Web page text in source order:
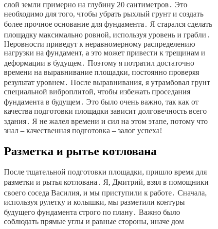
слой земли примерно на глубину 20 сантиметров․ Это
необходимо для того, чтобы убрать рыхлый грунт и создать
более прочное основание для фундамента․ Я старался сделать
площадку максимально ровной, используя уровень и грабли․
Неровности приведут к неравномерному распределению
нагрузки на фундамент, а это может привести к трещинам и
деформации в будущем․ Поэтому я потратил достаточно
времени на выравнивание площадки, постоянно проверяя
результат уровнем․ После выравнивания, я утрамбовал грунт
специальной виброплитой, чтобы избежать проседания
фундамента в будущем․ Это было очень важно, так как от
качества подготовки площадки зависит долговечность всего
здания․ Я не жалел времени и сил на этом этапе, потому что
знал – качественная подготовка – залог успеха!
Разметка и рытье котлована
После тщательной подготовки площадки, пришло время для
разметки и рытья котлована․ Я, Дмитрий, взял в помощники
своего соседа Василия, и мы приступили к работе․ Сначала,
используя рулетку и колышки, мы разметили контуры
будущего фундамента строго по плану․ Важно было
соблюдать прямые углы и равные стороны, иначе дом